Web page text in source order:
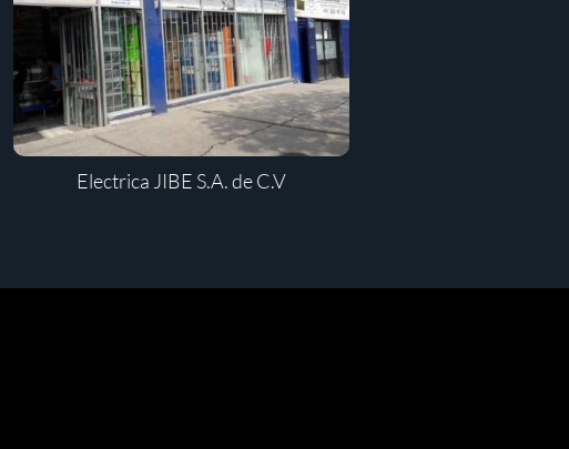
Electrica JIBE S.A. de C.V